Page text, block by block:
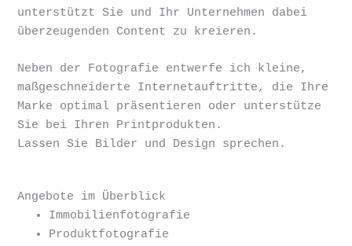
unterstützt Sie und Ihr Unternehmen dabei
überzeugenden Content zu kreieren.
Neben der Fotografie entwerfe ich kleine,
maßgeschneiderte Internetauftritte, die Ihre
Marke optimal präsentieren oder unterstütze
Sie bei Ihren Printprodukten.
Lassen Sie Bilder und Design sprechen.
Angebote im Überblick
Immobilienfotografie
Produktfotografie